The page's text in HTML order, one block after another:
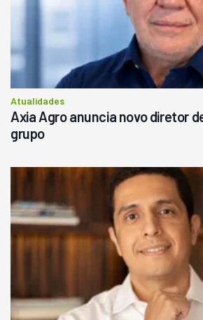
Atualidades
Axia Agro anuncia novo diretor
grupo